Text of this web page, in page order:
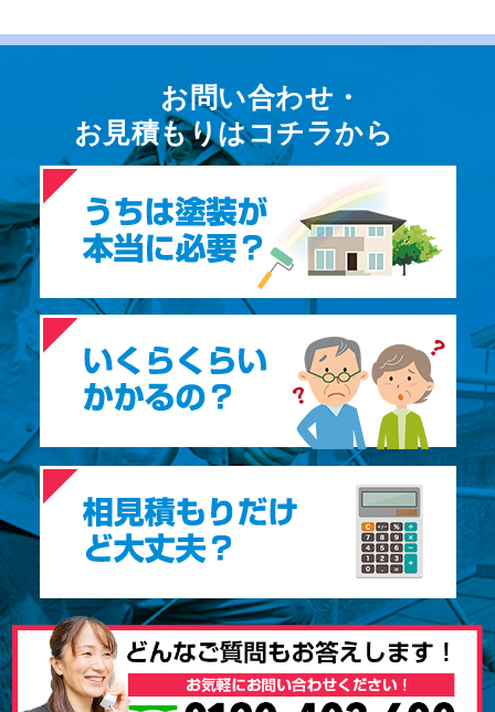
お問い合わせ・
お⾒積もりはコチラから